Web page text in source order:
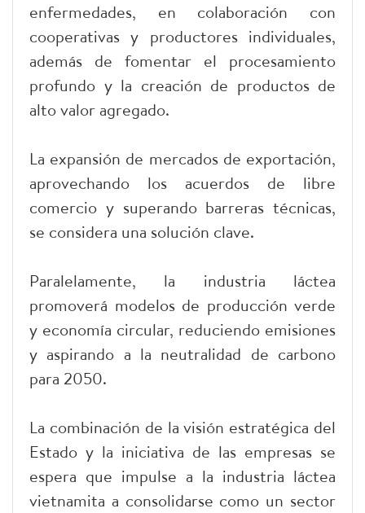
enfermedades, en colaboración con
cooperativas y productores individuales,
además de fomentar el procesamiento
profundo y la creación de productos de
alto valor agregado.
La expansión de mercados de exportación,
aprovechando los acuerdos de libre
comercio y superando barreras técnicas,
se considera una solución clave.
Paralelamente, la industria láctea
promoverá modelos de producción verde
y economía circular, reduciendo emisiones
y aspirando a la neutralidad de carbono
para 2050.
La combinación de la visión estratégica del
Estado y la iniciativa de las empresas se
espera que impulse a la industria láctea
vietnamita a consolidarse como un sector